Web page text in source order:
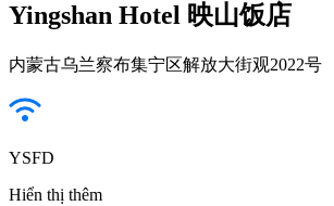
Yingshan Hotel 映山饭店
内蒙古乌兰察布集宁区解放大街观2022号
YSFD
Hiển thị thêm